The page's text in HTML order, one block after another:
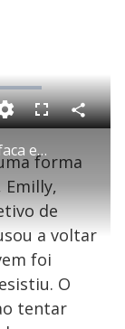
Homem ataca ex-mulher com faca e se esconde em motel após o crime
F
l
s
c
r
e
e
n
C
o
a
r
forma
Emilly,
de
a voltar
foi
O
tentar